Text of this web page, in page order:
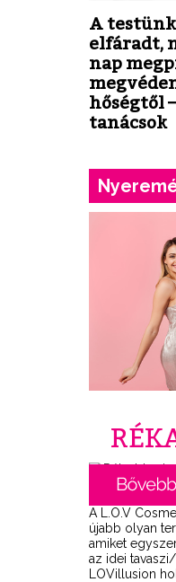
A
elfáradt,
nap
hőségtől
tanácsok
A L.O.V
újabb olyan
amiket
az idei
LOVillusion